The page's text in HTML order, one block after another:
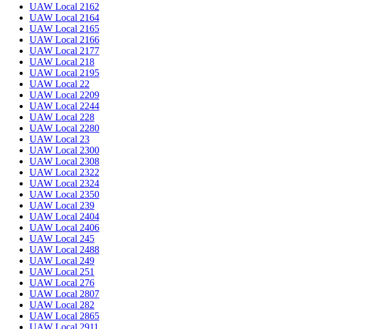
UAW Local 2162
UAW Local 2164
UAW Local 2165
UAW Local 2166
UAW Local 2177
UAW Local 218
UAW Local 2195
UAW Local 22
UAW Local 2209
UAW Local 2244
UAW Local 228
UAW Local 2280
UAW Local 23
UAW Local 2300
UAW Local 2308
UAW Local 2322
UAW Local 2324
UAW Local 2350
UAW Local 239
UAW Local 2404
UAW Local 2406
UAW Local 245
UAW Local 2488
UAW Local 249
UAW Local 251
UAW Local 276
UAW Local 2807
UAW Local 282
UAW Local 2865
UAW Local 2911